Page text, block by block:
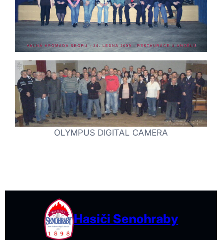
OLYMPUS DIGITAL CAMERA
Hasiči Senohraby